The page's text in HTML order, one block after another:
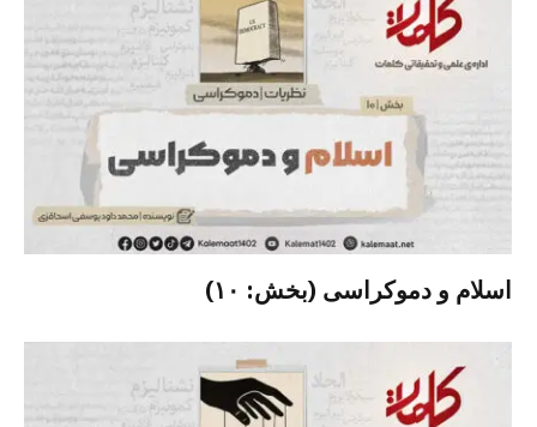
اسلام و دموکراسی (بخش: ۱۰)